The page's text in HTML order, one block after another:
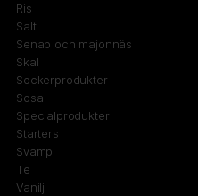
Ris
Salt
Senap och majonnäs
Skal
Sockerprodukter
Sosa
Specialprodukter
Starters
Svamp
Te
Vanilj